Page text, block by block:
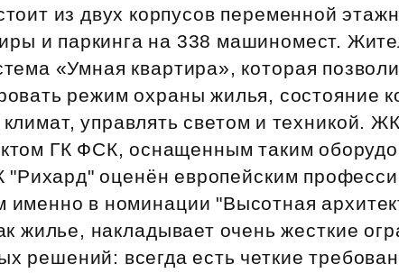
из двух корпусов переменной
и паркинга на 338 машиномест.
«Умная квартира», которая
режим охраны жилья, состояние
климат, управлять светом и техникой.
ГК ФСК, оснащенным таким
"Рихард" оценён европейским
именно в номинации "Высотная
жилье, накладывает очень жесткие
решений: всегда есть четкие